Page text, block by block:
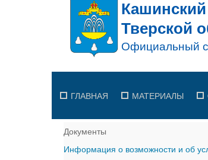
ГЛАВНАЯ МАТЕРИАЛЫ
Документы
Информация о возможности и об